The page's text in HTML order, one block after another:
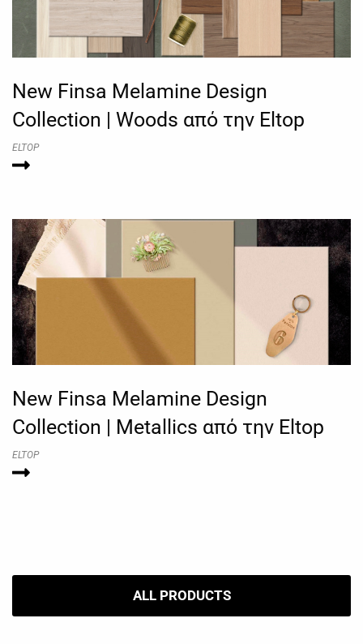
New Finsa Melamine Design
Collection | Woods από την Eltop
ELTOP
New Finsa Melamine Design
Collection | Metallics από την Eltop
ELTOP
ALL PRODUCTS